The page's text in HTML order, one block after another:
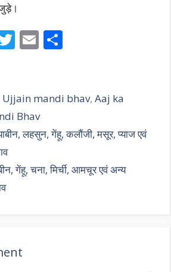
T
er
E
l e
Ujjain mandi bhav,Aaj ka
Bhav
लहसुन, गेंहू, कलौंजी, मसूर, प्याज एवं
गेंहू, चना, मिर्ची, आमचूर एवं अन्य